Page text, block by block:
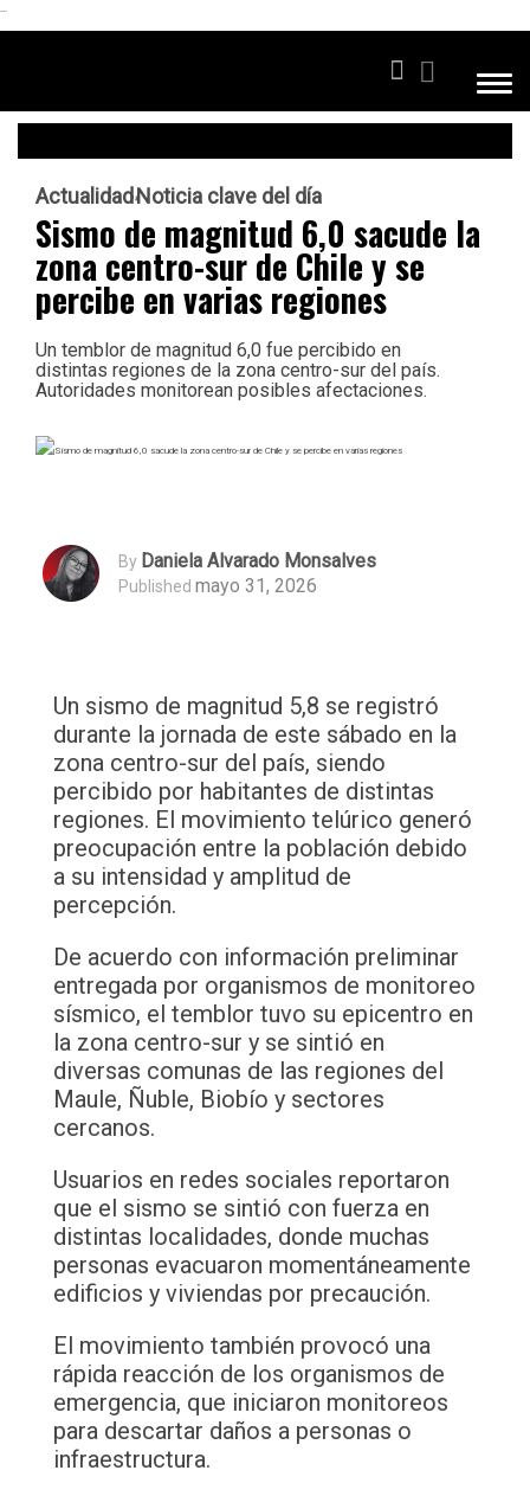
```
ActualidadNoticia clave del día
Sismo de magnitud 6,0 sacude la
zona centro-sur de Chile y se
percibe en varias regiones
Un temblor de magnitud 6,0 fue percibido en
distintas regiones de la zona centro-sur del país.
Autoridades monitorean posibles afectaciones.
By Daniela Alvarado Monsalves
Published mayo 31, 2026
Un sismo de magnitud 5,8 se registró
durante la jornada de este sábado en la
zona centro-sur del país, siendo
percibido por habitantes de distintas
regiones. El movimiento telúrico generó
preocupación entre la población debido
a su intensidad y amplitud de
percepción.
De acuerdo con información preliminar
entregada por organismos de monitoreo
sísmico, el temblor tuvo su epicentro en
la zona centro-sur y se sintió en
diversas comunas de las regiones del
Maule, Ñuble, Biobío y sectores
cercanos.
Usuarios en redes sociales reportaron
que el sismo se sintió con fuerza en
distintas localidades, donde muchas
personas evacuaron momentáneamente
edificios y viviendas por precaución.
El movimiento también provocó una
rápida reacción de los organismos de
emergencia, que iniciaron monitoreos
para descartar daños a personas o
infraestructura.